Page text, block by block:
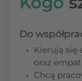
Do
Kierują się
oraz
Chcą